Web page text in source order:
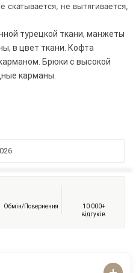
скатывается, не вытягивается,
турецкой ткани, манжеты
в цвет ткани. Кофта
Брюки с высокой
карманы.
Обмін/Повернення
10 000+
відгуків